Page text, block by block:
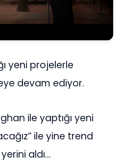
yeni projelerle
devam ediyor.
ile yaptığı yeni
ile yine trend
aldı…